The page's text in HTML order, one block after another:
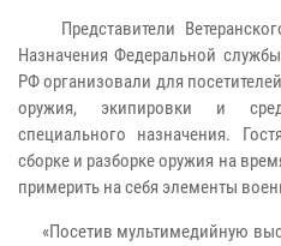
Представители
Назначения Федеральной
РФ организовали для
оружия, экипировки и
специального назначения.
сборке и разборке оружия на
примерить на себя элементы
«Посетив мультимедийную